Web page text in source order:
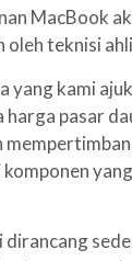
MacBook
oleh teknisi
yang kami
harga pasar